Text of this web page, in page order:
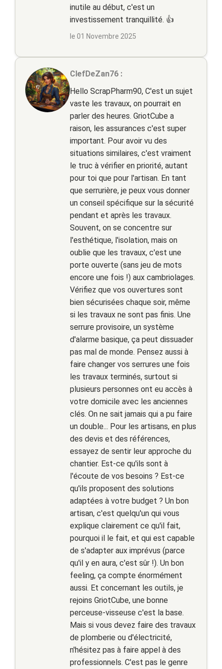
inutile au début, c'est un
investissement tranquillité. 👍
le 01 Novembre 2025
ClefDeZan76 :
Hello ScrapPharm90, C'est un sujet
vaste les travaux, on pourrait en
parler des heures. GriotCube a
raison, les assurances c'est super
important. Pour avoir vu des
situations similaires, c'est vraiment
le truc à vérifier en priorité, autant
pour toi que pour l'artisan. En tant
que serrurière, je peux vous donner
un conseil spécifique sur la sécurité
pendant et après les travaux.
Souvent, on se concentre sur
l'esthétique, l'isolation, mais on
oublie que les travaux, c'est une
porte ouverte (sans jeu de mots
encore une fois !) aux cambriolages.
Vérifiez que vos ouvertures sont
bien sécurisées chaque soir, même
si les travaux ne sont pas finis. Une
serrure provisoire, un système
d'alarme basique, ça peut dissuader
pas mal de monde. Pensez aussi à
faire changer vos serrures une fois
les travaux terminés, surtout si
plusieurs personnes ont eu accès à
votre domicile avec les anciennes
clés. On ne sait jamais qui a pu faire
un double... Pour les artisans, en plus
des devis et des références,
essayez de sentir leur approche du
chantier. Est-ce qu'ils sont à
l'écoute de vos besoins ? Est-ce
qu'ils proposent des solutions
adaptées à votre budget ? Un bon
artisan, c'est quelqu'un qui vous
explique clairement ce qu'il fait,
pourquoi il le fait, et qui est capable
de s'adapter aux imprévus (parce
qu'il y en aura, c'est sûr !). Un bon
feeling, ça compte énormément
aussi. Et concernant les outils, je
rejoins GriotCube, une bonne
perceuse-visseuse c'est la base.
Mais si vous devez faire des travaux
de plomberie ou d'électricité,
n'hésitez pas à faire appel à des
professionnels. C'est pas le genre